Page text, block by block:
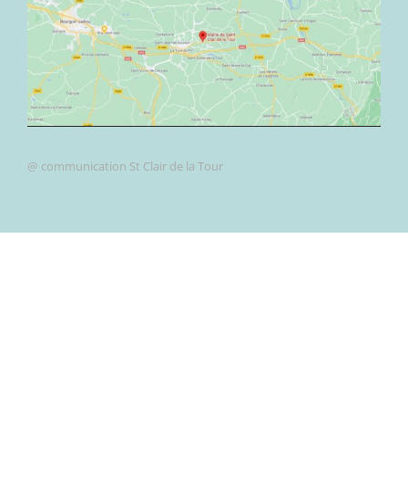
@ communication St Clair de la Tour